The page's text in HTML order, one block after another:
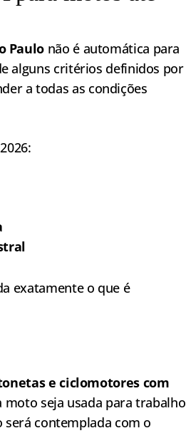
Paulo não é automática para
alguns critérios definidos por
a todas as condições
exatamente o que é
e ciclomotores com
moto seja usada para trabalho
contemplada com o